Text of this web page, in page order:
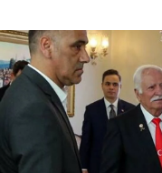
Bilim, Teknoloji